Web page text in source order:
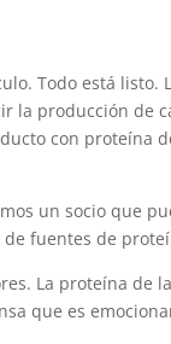
Todo está listo.
la producción de
con proteína
un socio que
de fuentes de
La proteína de
que es